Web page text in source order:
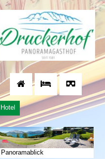
Hotel
Panoramablick